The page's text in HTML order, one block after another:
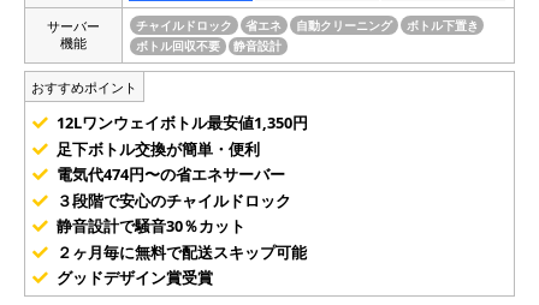
サーバー
機能
チャイルドロック 省エネ 自動クリーニング
ボトル下置き
ボトル回収不要
静音設計
おすすめポイント
12Lワンウェイボトル最安値1,350円
足下ボトル交換が簡単・便利
電気代474円〜の省エネサーバー
３段階で安心のチャイルドロック
静音設計で騒音30％カット
２ヶ月毎に無料で配送スキップ可能
グッドデザイン賞受賞